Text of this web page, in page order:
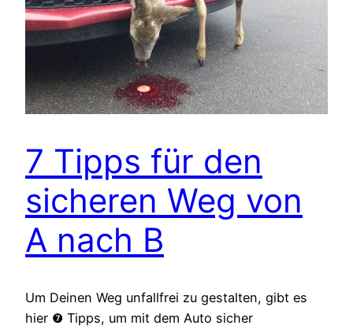
7 Tipps für den
sicheren Weg von
A nach B
Um Deinen Weg unfallfrei zu gestalten, gibt es
hier ❼ Tipps, um mit dem Auto sicher